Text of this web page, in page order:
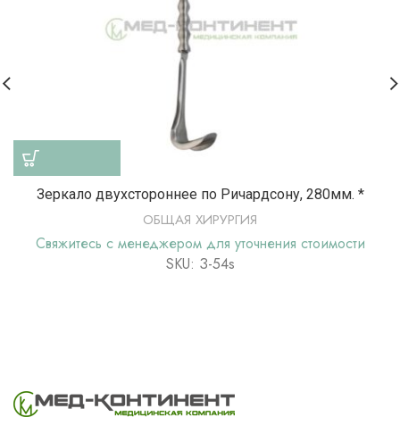
Зеркало двухстороннее по Ричардсону, 280мм. *
ОБЩАЯ ХИРУРГИЯ
Свяжитесь с менеджером для уточнения стоимости
SKU: З-54s